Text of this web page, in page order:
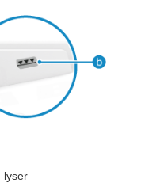
lyser